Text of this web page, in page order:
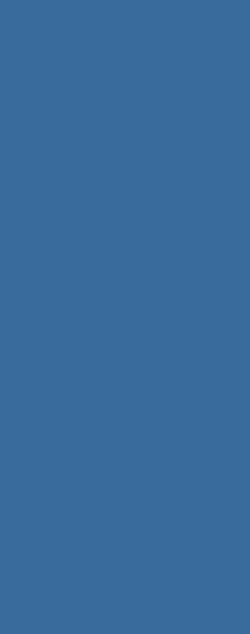
Bór, Biały Dunajec,